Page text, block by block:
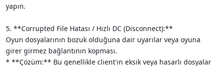
yapın.
5. **Corrupted File Hatası / Hızlı DC (Disconnect):**
Oyun dosyalarının bozuk olduğuna dair uyarılar veya oyuna
girer girmez bağlantının kopması.
* **Çözüm:** Bu genellikle client'ın eksik veya hasarlı dosyalar